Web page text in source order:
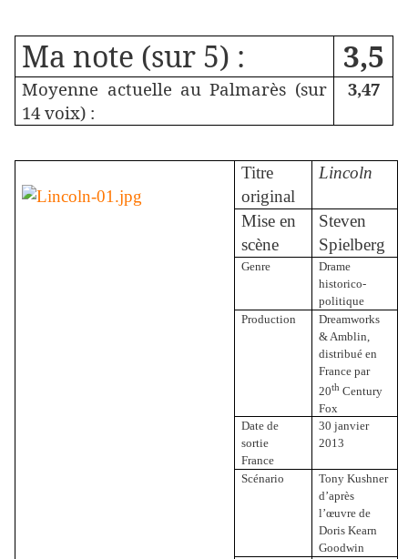
Ma note (sur 5) : 3,5
Moyenne actuelle au Palmarès (sur
14 voix) :
3,47
Titre
original
Lincoln
Mise en
scène
Steven
Spielberg
Genre
Drame
historico-
politique
Production
Dreamworks
& Amblin,
distribué en
France par
20th Century
Fox
Date de
sortie
France
30 janvier
2013
Scénario
Tony Kushner
d’après
l’œuvre de
Doris Kearn
Goodwin